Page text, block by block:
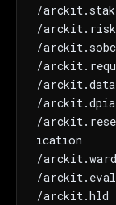
/
/arckit.risk
/arckit.sobc
/
/
/arckit.dpia
/
ication
/
/
/arckit.hld